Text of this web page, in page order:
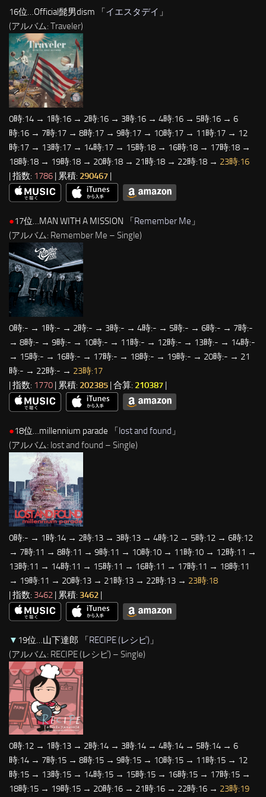
16位…Official髭男dism 「イエスタデイ 」
(アルバム: Traveler)
0時:14 → 1時:16 → 2時:16 → 3時:16 → 4時:16 → 5時:16 → 6
時:16 → 7時:17 → 8時:17 → 9時:17 → 10時:17 → 11時:17 → 12
時:17 → 13時:17 → 14時:17 → 15時:18 → 16時:18 → 17時:18 →
18時:18 → 19時:18 → 20時:18 → 21時:18 → 22時:18 → 23時:16
| 指数: 1786 | 累積: 290467 |
●17位…MAN WITH A MISSION 「 Remember Me 」
(アルバム: Remember Me – Single)
0時:- → 1時:- → 2時:- → 3時:- → 4時:- → 5時:- → 6時:- → 7時:-
→ 8時:- → 9時:- → 10時:- → 11時:- → 12時:- → 13時:- → 14時:-
→ 15時:- → 16時:- → 17時:- → 18時:- → 19時:- → 20時:- → 21
時:- → 22時:- → 23時:17
| 指数: 1770 | 累積: 202385 | 合算: 210387
●18位…millennium parade 「lost and found 」
(アルバム: lost and found – Single)
0時:- → 1時:14 → 2時:13 → 3時:13 → 4時:12 → 5時:12 → 6時:12
→ 7時:11 → 8時:11 → 9時:11 → 10時:10 → 11時:10 → 12時:11 →
13時:11 → 14時:11 → 15時:11 → 16時:11 → 17時:11 → 18時:11
→ 19時:11 → 20時:13 → 21時:13 → 22時:13 → 23時:18
| 指数: 3462 | 累積: 3462 |
▼ 19位…山下達郎 「RECIPE (レシピ) 」
(アルバム: RECIPE (レシピ) – Single)
0時:12 → 1時:13 → 2時:14 → 3時:14 → 4時:14 → 5時:14 → 6
時:14 → 7時:15 → 8時:15 → 9時:15 → 10時:15 → 11時:15 → 12
時:15 → 13時:15 → 14時:15 → 15時:15 → 16時:15 → 17時:15 →
18時:15 → 19時:15 → 20時:16 → 21時:16 → 22時:16 → 23時:19